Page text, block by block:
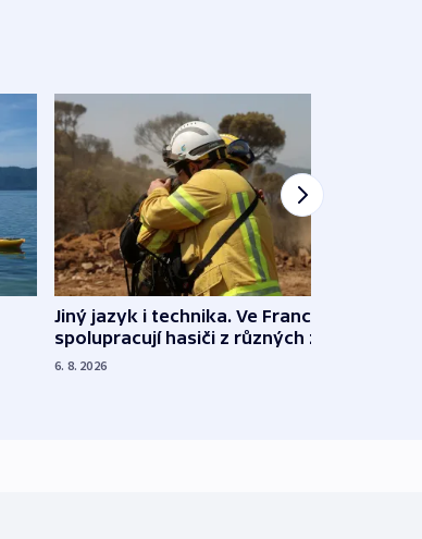
Jiný jazyk i technika. Ve Francii
spolupracují hasiči z různých zemí
6. 8. 2026